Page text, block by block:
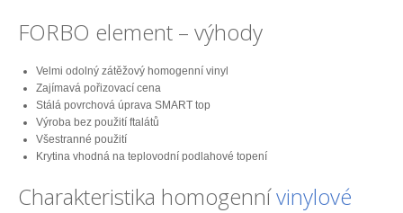
FORBO element – výhody
Velmi odolný zátěžový homogenní vinyl
Zajímavá pořizovací cena
Stálá povrchová úprava SMART top
Výroba bez použití ftalátů
Všestranné použití
Krytina vhodná na teplovodní podlahové topení
Charakteristika homogennívinylové